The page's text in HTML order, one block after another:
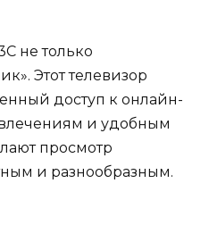
не только
Этот телевизор
доступ к онлайн-
и удобным
просмотр
и разнообразным.